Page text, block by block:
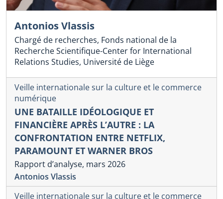
Antonios Vlassis
Chargé de recherches, Fonds national de la
Recherche Scientifique-Center for International
Relations Studies, Université de Liège
Veille internationale sur la culture et le commerce
numérique
UNE BATAILLE IDÉOLOGIQUE ET
FINANCIÈRE APRÈS L’AUTRE : LA
CONFRONTATION ENTRE NETFLIX,
PARAMOUNT ET WARNER BROS
Rapport d’analyse, mars 2026
Antonios Vlassis
Veille internationale sur la culture et le commerce